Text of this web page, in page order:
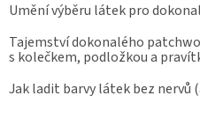
Umění výběru látek pro
Tajemství dokonalého
s kolečkem, podložkou a
Jak ladit barvy látek bez nervů